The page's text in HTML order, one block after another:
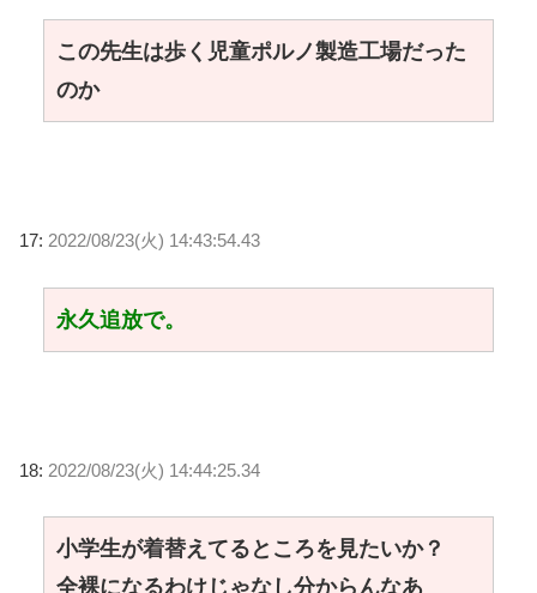
この先生は歩く児童ポルノ製造工場だった
のか
17: 2022/08/23(火) 14:43:54.43
永久追放で。
18: 2022/08/23(火) 14:44:25.34
小学生が着替えてるところを見たいか？
全裸になるわけじゃなし分からんなあ